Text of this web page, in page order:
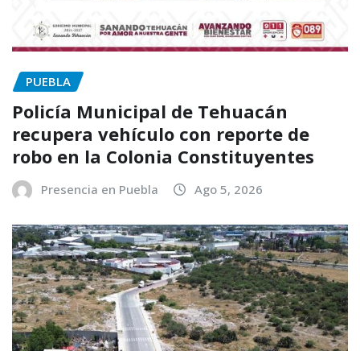
PUEBLA
Policía Municipal de Tehuacán
recupera vehículo con reporte de
robo en la Colonia Constituyentes
Presencia en Puebla Ago 5, 2026